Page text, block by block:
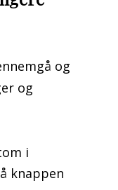
og
og
i
knappen